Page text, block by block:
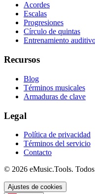
Acordes
Escalas
Progresiones
Círculo de quintas
Entrenamiento
Recursos
Blog
Términos musicales
Armaduras de clave
Legal
Política de privacidad
Términos del servicio
Contacto
© 2026 eMusic.Tools. Todos
Ajustes de cookies